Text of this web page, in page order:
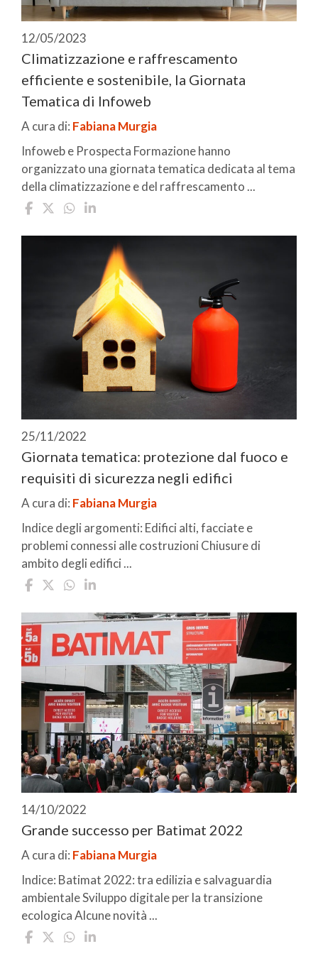
12/05/2023
Climatizzazione e raffrescamento
efficiente e sostenibile, la Giornata
Tematica di Infoweb
A cura di: Fabiana Murgia
Infoweb e Prospecta Formazione hanno
organizzato una giornata tematica dedicata al tema
della climatizzazione e del raffrescamento ...
25/11/2022
Giornata tematica: protezione dal fuoco e
requisiti di sicurezza negli edifici
A cura di: Fabiana Murgia
Indice degli argomenti: Edifici alti, facciate e
problemi connessi alle costruzioni Chiusure di
ambito degli edifici ...
14/10/2022
Grande successo per Batimat 2022
A cura di: Fabiana Murgia
Indice: Batimat 2022: tra edilizia e salvaguardia
ambientale Sviluppo digitale per la transizione
ecologica Alcune novità ...